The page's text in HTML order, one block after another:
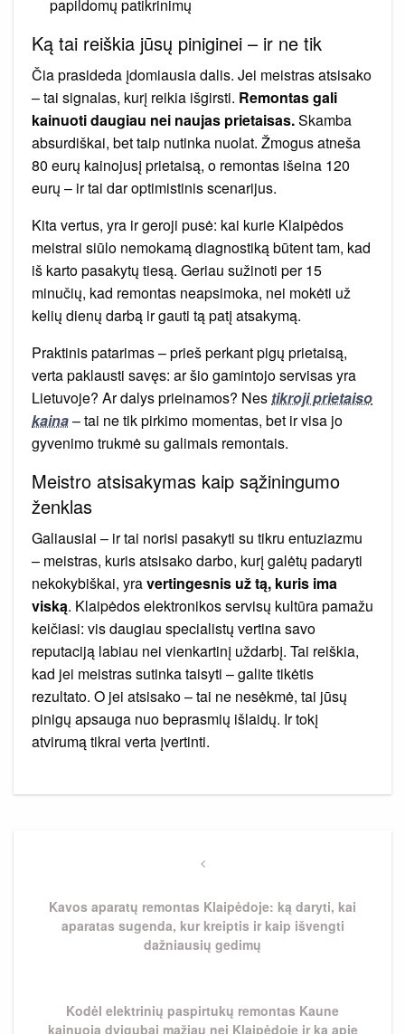
papildomų patikrinimų
Ką tai reiškia jūsų piniginei – ir ne tik
Čia prasideda įdomiausia dalis. Jei meistras atsisako
– tai signalas, kurį reikia išgirsti. Remontas gali
kainuoti daugiau nei naujas prietaisas.Skamba
absurdiškai, bet taip nutinka nuolat. Žmogus atneša
80 eurų kainojusį prietaisą, o remontas išeina 120
eurų – ir tai dar optimistinis scenarijus.
Kita vertus, yra ir geroji pusė: kai kurie Klaipėdos
meistrai siūlo nemokamą diagnostiką būtent tam, kad
iš karto pasakytų tiesą. Geriau sužinoti per 15
minučių, kad remontas neapsimoka, nei mokėti už
kelių dienų darbą ir gauti tą patį atsakymą.
Praktinis patarimas – prieš perkant pigų prietaisą,
verta paklausti savęs: ar šio gamintojo servisas yra
Lietuvoje? Ar dalys prieinamos? Nes tikroji prietaiso
kaina– tai ne tik pirkimo momentas, bet ir visa jo
gyvenimo trukmė su galimais remontais.
Meistro atsisakymas kaip sąžiningumo
ženklas
Galiausiai – ir tai norisi pasakyti su tikru entuziazmu
– meistras, kuris atsisako darbo, kurį galėtų padaryti
nekokybiškai, yravertingesnis už tą, kuris ima
viską. Klaipėdos elektronikos servisų kultūra pamažu
keičiasi: vis daugiau specialistų vertina savo
reputaciją labiau nei vienkartinį uždarbį. Tai reiškia,
kad jei meistras sutinka taisyti – galite tikėtis
rezultato. O jei atsisako – tai ne nesėkmė, tai jūsų
pinigų apsauga nuo beprasmių išlaidų. Ir tokį
atvirumą tikrai verta įvertinti.
Previous
Kavos aparatų remontas Klaipėdoje: ką daryti, kai
aparatas sugenda, kur kreiptis ir kaip išvengti
dažniausių gedimų
Next
Post
Kodėl elektrinių paspirtukų remontas Kaune
kainuoja dvigubai mažiau nei Klaipėdoje ir ką apie